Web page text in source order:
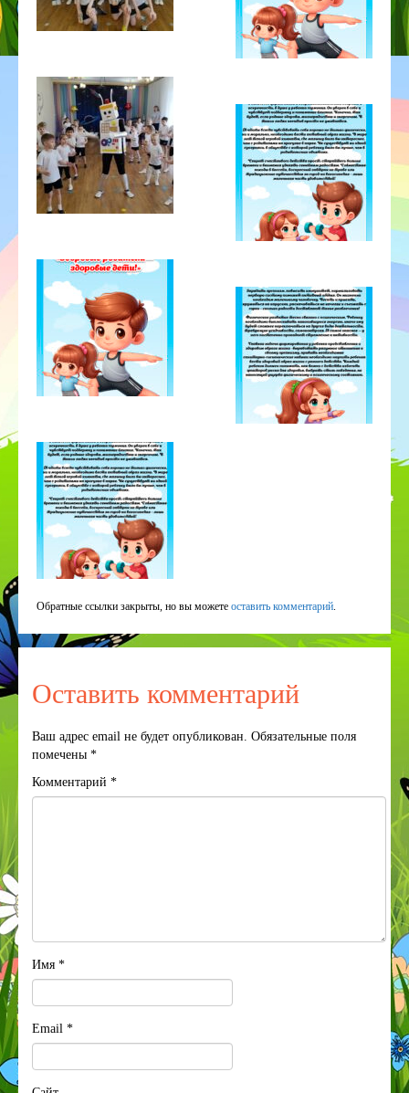
Обратные ссылки закрыты, но вы можете оставить комментарий
Оставить комментарий
Ваш адрес email не будет опубликован. Обязательные поля
помечены *
Комментарий *
Имя *
Email *